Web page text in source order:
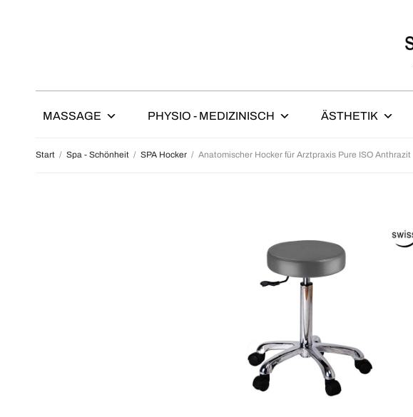
MASSAGE PHYSIO - MEDIZINISCH ÄSTHETIK
Start / Spa - Schönheit / SPA Hocker / Anatomischer Hocker für Arztpraxis Pure ISO Anthrazit